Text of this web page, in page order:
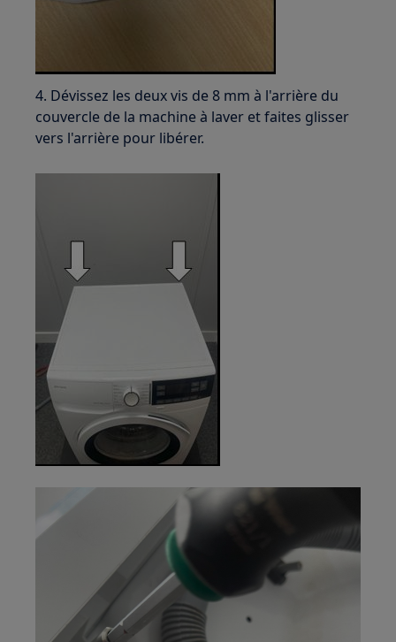
4. Dévissez les deux vis de 8 mm à l'arrière du
couvercle de la machine à laver et faites glisser
vers l'arrière pour libérer.